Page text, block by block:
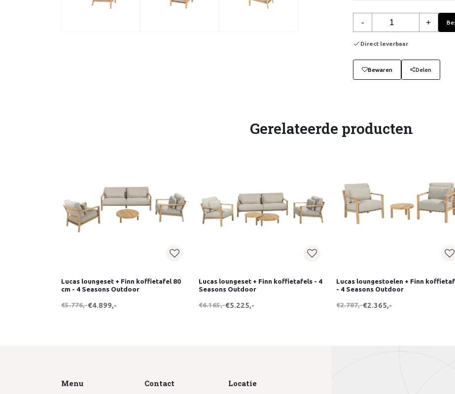
- +
Direct leverbaar
Bewaren Delen
Gerelateerde producten
Lucas loungeset + Finn koffietafel 80
cm - 4 Seasons Outdoor
€5.776,-€4.899,-
Lucas loungeset + Finn koffietafels - 4
Seasons Outdoor
€6.165,-€5.225,-
Lucas loungestoelen + Finn
- 4 Seasons Outdoor
€2.787,-€2.365,-
Menu Contact Locatie